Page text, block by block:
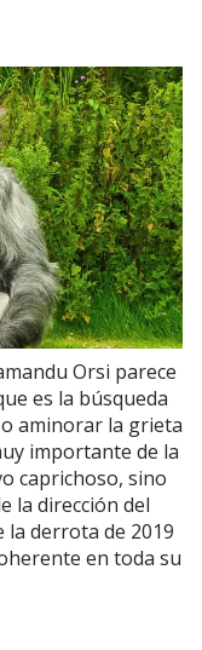
Orsi parece
es la búsqueda
aminorar la grieta
importante de la
caprichoso, sino
la dirección del
la derrota de 2019
en toda su